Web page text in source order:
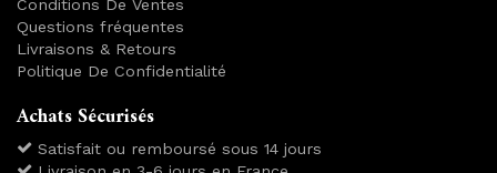
Conditions De Ventes
Questions fréquentes
Livraisons & Retours
Politique De Confidentialité
Achats Sécurisés
Satisfait ou remboursé sous 14 jours